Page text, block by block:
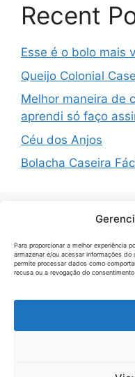
Para proporcionar a melhor experiência
armazenar e/ou acessar informações
permite processar dados como
recusa ou a revogação do
Recent
Esse é o bolo mais
Queijo Colonial
Melhor maneira de
aprendi só faço
Céu dos Anjos
Bolacha Caseira
Recent
Nenhum
© 2026 Receitas